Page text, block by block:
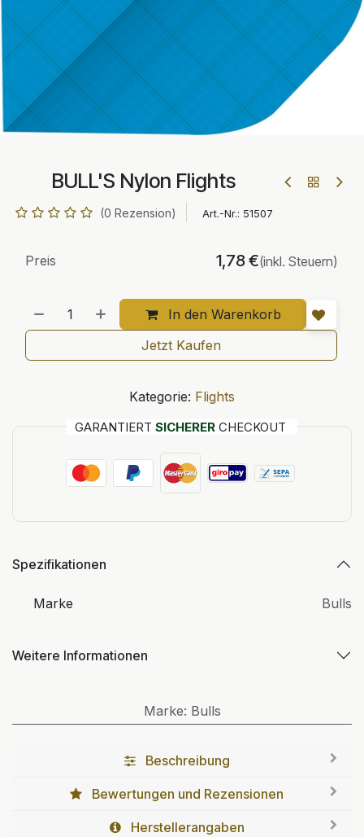
BULL'S Nylon Flights
(0 Rezension) Art.-Nr.: 51507
In den Warenkorb
Preis 1,78€(inkl. Steuern)
Jetzt Kaufen
Kategorie: Flights
GARANTIERT SICHERER CHECKOUT
Spezifikationen
Marke Bulls
Weitere Informationen
Marke: Bulls
Beschreibung
Bewertungen und Rezensionen
Herstellerangaben